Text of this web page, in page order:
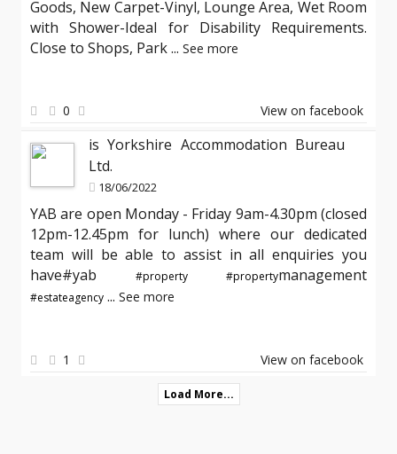
Goods, New Carpet-Vinyl, Lounge Area, Wet Room
with Shower-Ideal for Disability Requirements.
Close to Shops, Park... See more
0 View on facebook
is Yorkshire Accommodation Bureau
Ltd.
18/06/2022
YAB are open Monday - Friday 9am-4.30pm (closed
12pm-12.45pm for lunch) where our dedicated
team will be able to assist in all enquiries you
have#yab
#property #propertymanagement
#estateagency ... See more
1 View on facebook
Load More...